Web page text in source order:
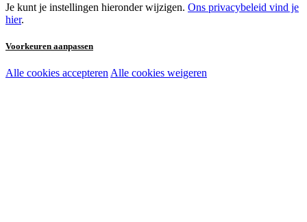
Je kunt je instellingen hieronder wijzigen. Ons privacybeleid vind je
hier.
Voorkeuren aanpassen
Noodzakelijke cookies:
Alle cookies accepteren Alle cookies weigeren